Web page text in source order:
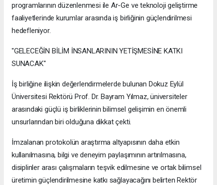
programlarının düzenlenmesi ile Ar-Ge ve teknoloji geliştirme
faaliyetlerinde kurumlar arasında iş birliğinin güçlendirilmesi
hedefleniyor.
"GELECEĞİN BİLİM İNSANLARININ YETİŞMESİNE KATKI
SUNACAK"
İş birliğine ilişkin değerlendirmelerde bulunan Dokuz Eylül
Üniversitesi Rektörü Prof. Dr. Bayram Yılmaz, üniversiteler
arasındaki güçlü iş birliklerinin bilimsel gelişimin en önemli
unsurlarından biri olduğuna dikkat çekti.
İmzalanan protokolün araştırma altyapısının daha etkin
kullanılmasına, bilgi ve deneyim paylaşımının artırılmasına,
disiplinler arası çalışmaların teşvik edilmesine ve ortak bilimsel
üretimin güçlendirilmesine katkı sağlayacağını belirten Rektör